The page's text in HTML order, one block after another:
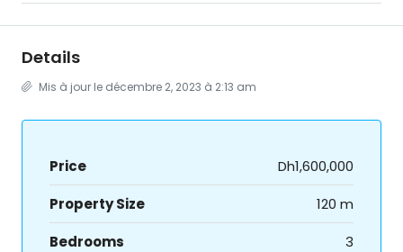
Details
Mis à jour le décembre 2, 2023 à 2:13 am
Price
Dh1,600,000
Property Size
120 m
Bedrooms
3